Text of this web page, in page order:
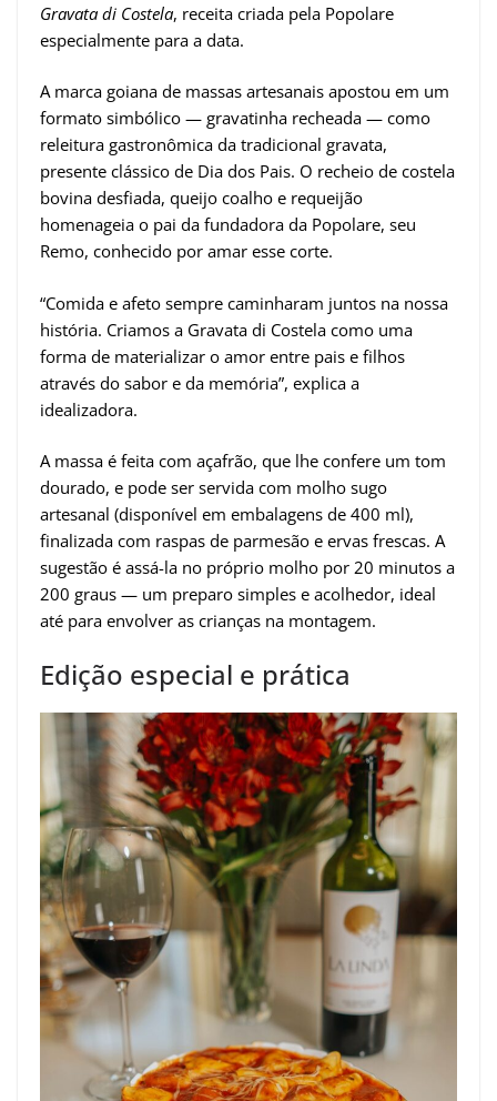
Gravata di Costela, receita criada pela Popolare
especialmente para a data.
A marca goiana de massas artesanais apostou em um
formato simbólico — gravatinha recheada — como
releitura gastronômica da tradicional gravata,
presente clássico de Dia dos Pais. O recheio de costela
bovina desfiada, queijo coalho e requeijão
homenageia o pai da fundadora da Popolare, seu
Remo, conhecido por amar esse corte.
“Comida e afeto sempre caminharam juntos na nossa
história. Criamos a Gravata di Costela como uma
forma de materializar o amor entre pais e filhos
através do sabor e da memória”, explica a
idealizadora.
A massa é feita com açafrão, que lhe confere um tom
dourado, e pode ser servida com molho sugo
artesanal (disponível em embalagens de 400 ml),
finalizada com raspas de parmesão e ervas frescas. A
sugestão é assá-la no próprio molho por 20 minutos a
200 graus — um preparo simples e acolhedor, ideal
até para envolver as crianças na montagem.
Edição especial e prática